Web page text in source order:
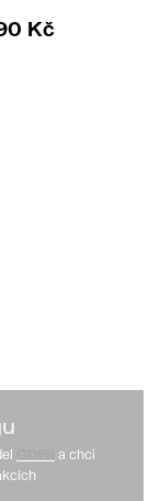
Kč
a chci